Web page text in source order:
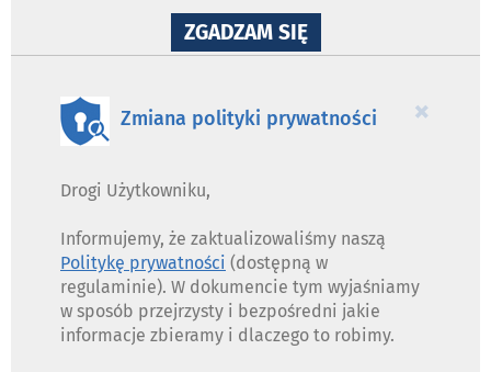
ZGADZAM SIĘNA
WYKORZYSTANIE
×
Zmiana polityki prywatności
Drogi Użytkowniku,
Informujemy, że zaktualizowaliśmy naszą
Politykę prywatności (dostępną w
regulaminie). W dokumencie tym wyjaśniamy
w sposób przejrzysty i bezpośredni jakie
informacje zbieramy i dlaczego to robimy.